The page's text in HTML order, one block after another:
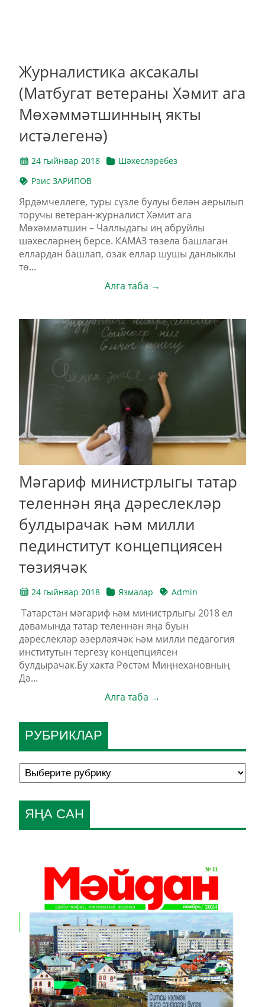
Журналистика аксакалы
(Матбугат ветераны Хәмит ага
Мөхәммәтшинның якты
истәлегенә)
24 гыйнвар 2018
Шәхесләребез
Рәис ЗАРИПОВ
Ярдәмчеллеге, туры сүзле булуы белән аерылып
торучы ветеран-журналист Хәмит ага
Мөхәммәтшин – Чаллыдагы иң абруйлы
шәхесләрнең берсе. КАМАЗ төзелә башлаган
еллардан башлап, озак еллар шушы данлыклы
тө...
Алга таба →
Мәгариф министрлыгы татар
теленнән яңа дәреслекләр
булдырачак һәм милли
пединститут концепциясен
төзиячәк
24 гыйнвар 2018 Язмалар Admin
Татарстан мәгариф һәм министрлыгы 2018 ел
дәвамында татар теленнән яңа буын
дәреслекләр әзерләячәк һәм милли педагогия
институтын тергезү концепциясен
булдырачак.Бу хакта Рөстәм Миңнехановның
Дә...
Алга таба →
РУБРИКЛАР
ЯҢА САН